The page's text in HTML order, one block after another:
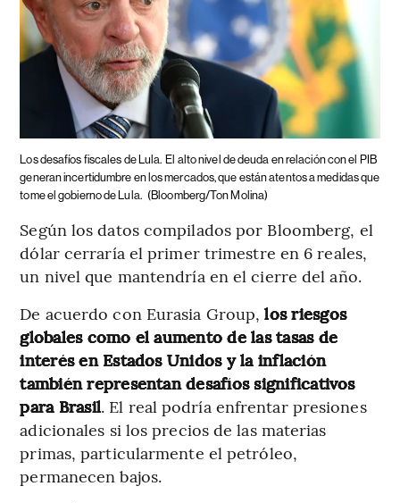
Los desafíos fiscales de Lula. El alto nivel de deuda en relación con el PIB
generan incertidumbre en los mercados, que están atentos a medidas que
tome el gobierno de Lula. (Bloomberg/Ton Molina)
Según los datos compilados por Bloomberg, el
dólar cerraría el primer trimestre en 6 reales,
un nivel que mantendría en el cierre del año.
De acuerdo con Eurasia Group,los riesgos
globales como el aumento de las tasas de
interés en Estados Unidos y la inflación
también representan desafíos significativos
para Brasil. El real podría enfrentar presiones
adicionales si los precios de las materias
primas, particularmente el petróleo,
permanecen bajos.